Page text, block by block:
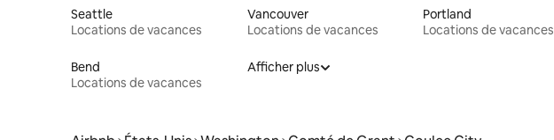
Seattle
Locations de vacances
Vancouver
Locations de vacances
Portland
Locations de vacances
Bend
Locations de vacances
Afficher plus